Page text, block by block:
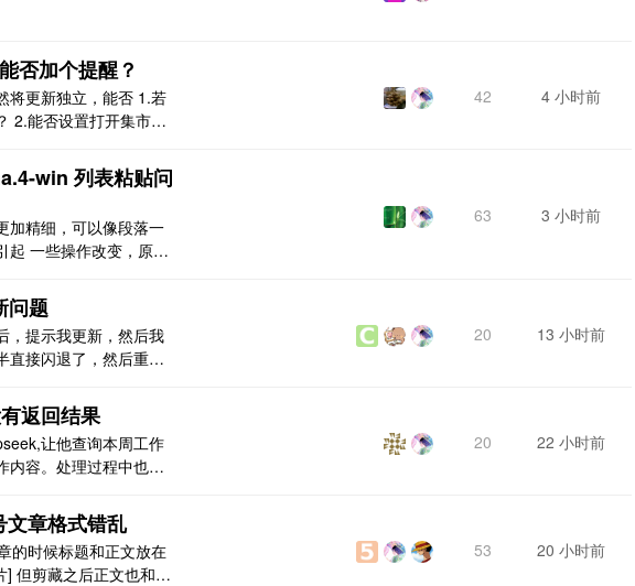
否加个提醒？
将更新独立，能否 1.若
2.能否设置打开集市，
42 4 小时前
win 列表粘贴问
加精细，可以像段落一
起 一些操作改变，原来
想结果 [图片]
63 3 小时前
问题
，提示我更新，然后我
直接闪退了，然后重新
20 13 小时前
返回结果
让他查询本周工作
内容。处理过程中也显
20 22 小时前
章格式错乱
的时候标题和正文放在
] 但剪藏之后正文也和标
53 20 小时前